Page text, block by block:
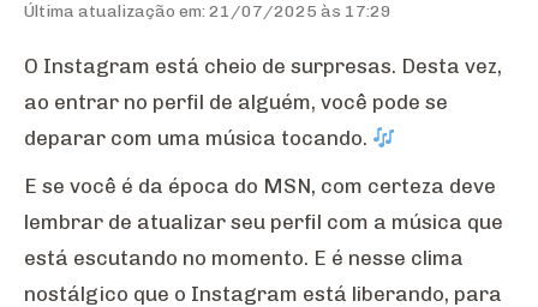
Última atualização em: 21/07/2025 às 17:29
O Instagram está cheio de surpresas. Desta vez,
ao entrar no perfil de alguém, você pode se
deparar com uma música tocando.
E se você é da época do MSN, com certeza deve
lembrar de atualizar seu perfil com a música que
está escutando no momento. E é nesse clima
nostálgico que o Instagram está liberando, para